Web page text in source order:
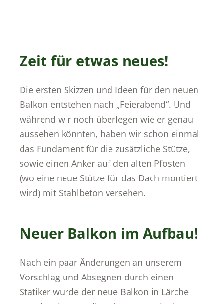
Zeit für etwas neues!
Die ersten Skizzen und Ideen für den neuen
Balkon entstehen nach „Feierabend“. Und
während wir noch überlegen wie er genau
aussehen könnten, haben wir schon einmal
das Fundament für die zusätzliche Stütze,
sowie einen Anker auf den alten Pfosten
(wo eine neue Stütze für das Dach montiert
wird) mit Stahlbeton versehen.
Neuer Balkon im Aufbau!
Nach ein paar Änderungen an unserem
Vorschlag und Absegnen durch einen
Statiker wurde der neue Balkon in Lärche